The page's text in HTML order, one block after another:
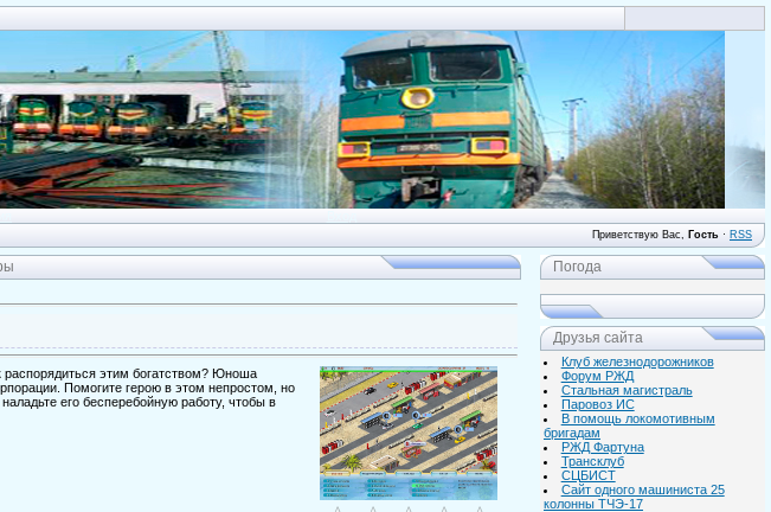
Приветствую Вас, Гость · RSS
распорядиться этим богатством? Юноша
Помогите герою в этом непростом, но
его бесперебойную работу, чтобы в
Погода
Друзья сайта
Клуб железнодорожников
Форум РЖД
Стальная магистраль
Паровоз ИС
В помощь локомотивным
бригадам
РЖД Фартуна
Трансклуб
СЦБИСТ
Сайт одного машиниста 25
колонны ТЧЭ-17